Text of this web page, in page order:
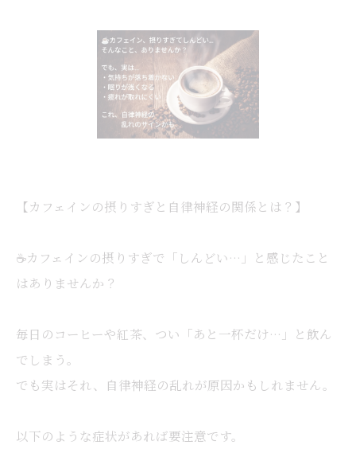
【カフェインの摂りすぎと自律神経の関係とは？】
☕️カフェインの摂りすぎで「しんどい…」と感じたこと
はありませんか？
毎日のコーヒーや紅茶、つい「あと一杯だけ…」と飲ん
でしまう。
でも実はそれ、自律神経の乱れが原因かもしれません。
以下のような症状があれば要注意です。